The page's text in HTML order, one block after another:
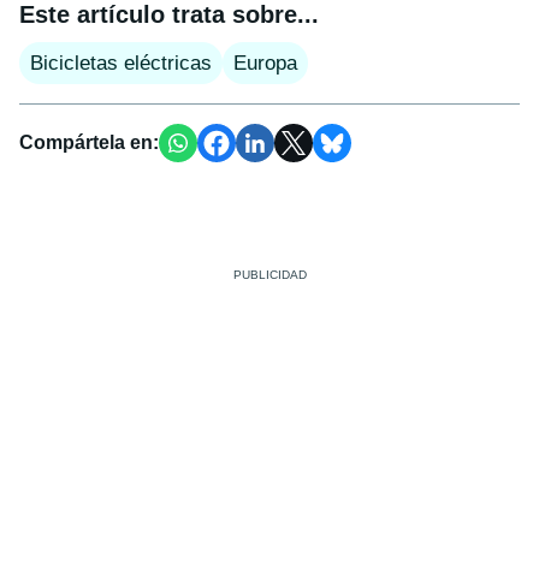
Este artículo trata sobre...
Bicicletas eléctricas Europa
Compártela en: